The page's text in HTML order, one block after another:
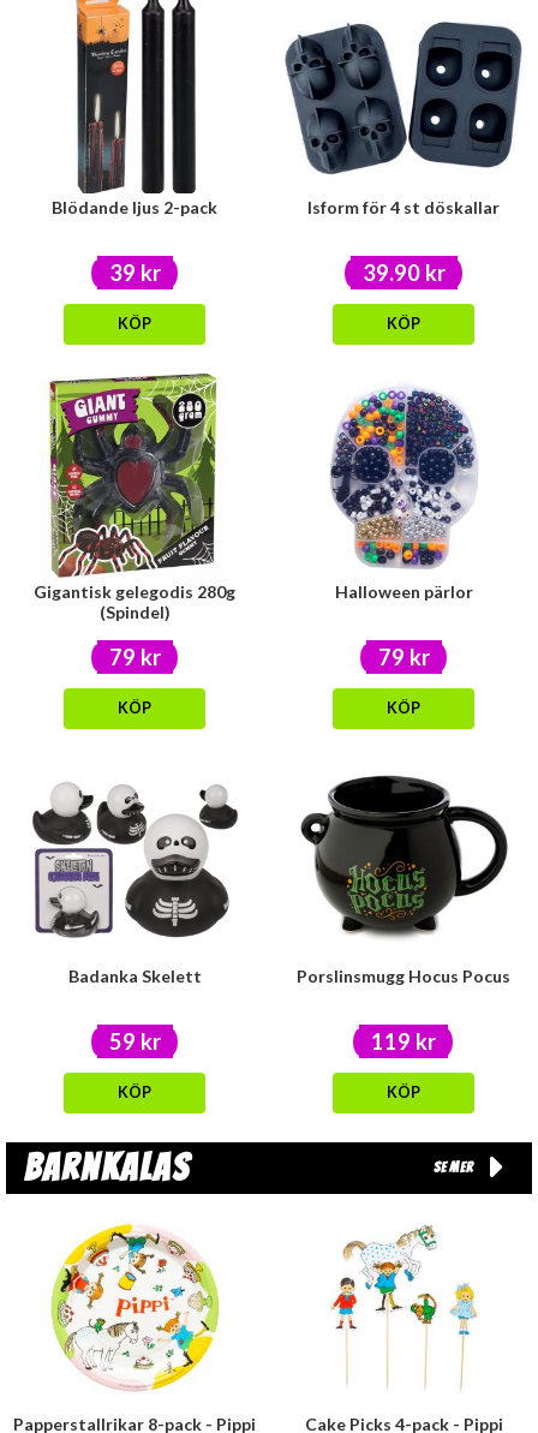
Blödande ljus 2-pack
39 kr
KÖP
Isform för 4 st döskallar
39.90 kr
KÖP
Gigantisk gelegodis 280g
(Spindel)
79 kr
KÖP
Halloween pärlor
79 kr
KÖP
Badanka Skelett
59 kr
KÖP
Porslinsmugg Hocus Pocus
119 kr
KÖP
Barnkalas Se mer
Papperstallrikar 8-pack - Pippi Cake Picks 4-pack - Pippi